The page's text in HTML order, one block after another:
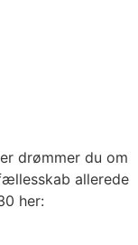
drømmer du om
allerede
her: